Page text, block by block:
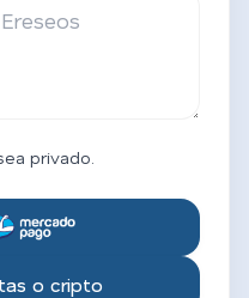
privado.
o cripto